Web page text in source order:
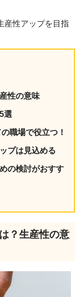
産性アップを目指
性の意味
選
職場で役立つ！
プは見込める
の検討がおすす
？生産性の意